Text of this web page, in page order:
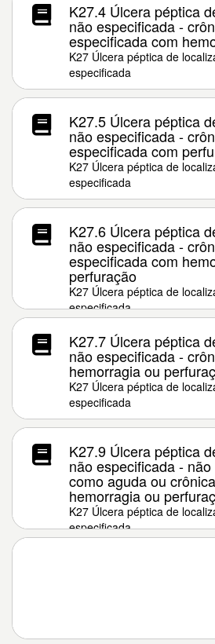
K27.4 Úlcera péptica
não especificada -
especificada com
K27 Úlcera péptica de
especificada
K27.5 Úlcera péptica
não especificada -
especificada com
K27 Úlcera péptica de
especificada
K27.6 Úlcera péptica
não especificada -
especificada com
perfuração
K27 Úlcera péptica de
especificada
K27.7 Úlcera péptica
não especificada -
hemorragia ou
K27 Úlcera péptica de
especificada
K27.9 Úlcera péptica
não especificada -
como aguda ou
hemorragia ou
K27 Úlcera péptica de
especificada